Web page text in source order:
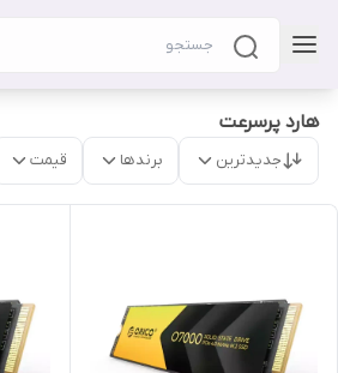
هارد پرسرعت
جدیدترین برندها قیمت